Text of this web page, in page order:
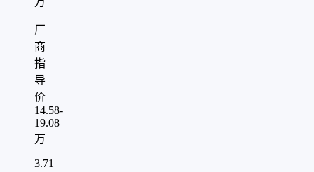
厂
商
指
导
价
14.58-
19.08
万
3.71